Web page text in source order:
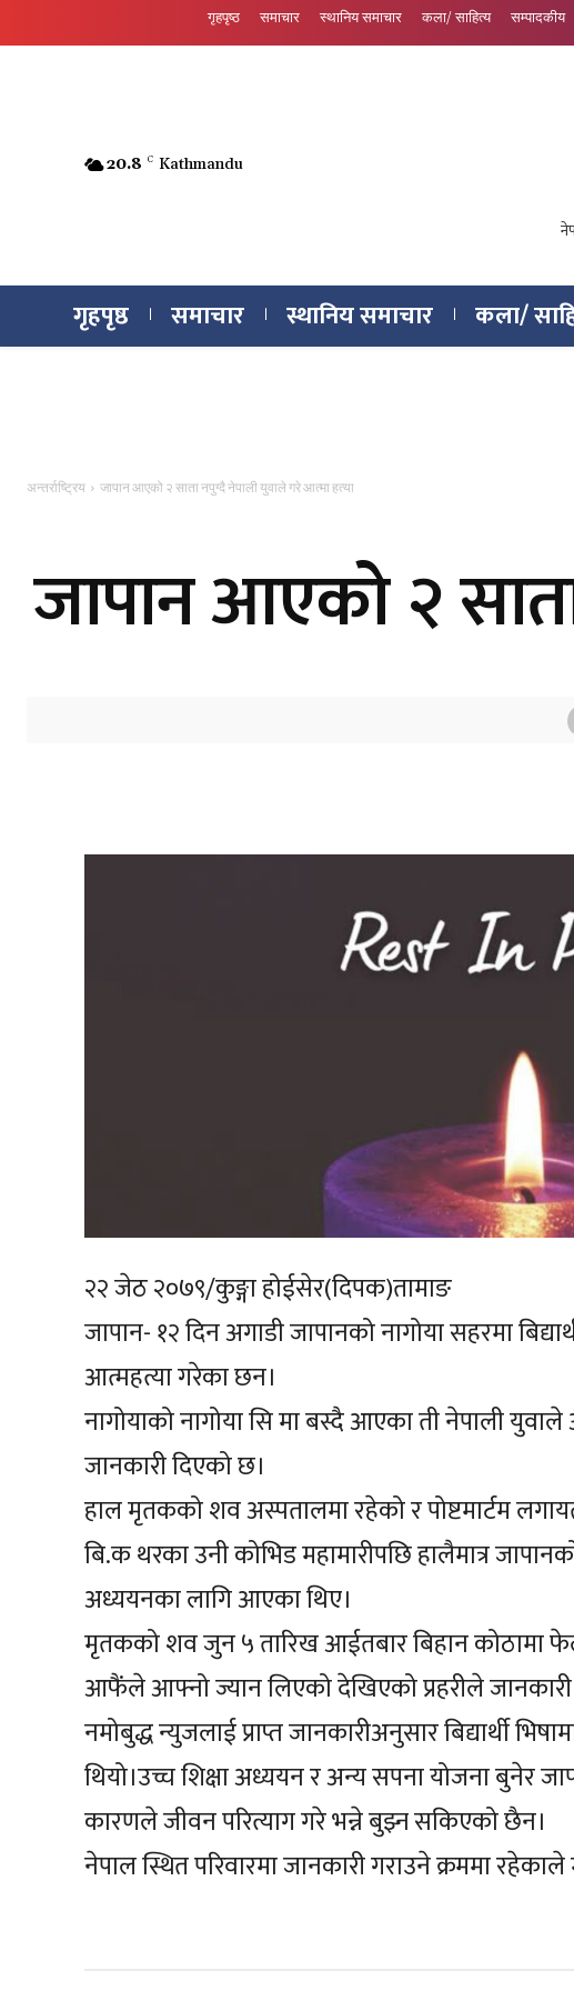
गृहपृष्ठ समाचार स्थानिय समाचार कला/ साहित्य सम्पादकीय
20.8 C Kathmandu
गृहपृष्ठ समाचार स्थानिय समाचार कला/
अन्तर्राष्ट्रिय जापान आएको २ साता नपुग्दै नेपाली युवाले गरे आत्मा हत्या
जापान आएको २
२२ जेठ २०७९/कुङ्गा होईसेर(दिपक)तामाङ
जापान- १२ दिन अगाडी जापानको नागोया सहरमा
आत्महत्या गरेका छन।
नागोयाको नागोया सि मा बस्दै आएका ती नेपाली
जानकारी दिएको छ।
हाल मृतकको शव अस्पतालमा रहेको र पोष्टमार्टम
बि.क थरका उनी कोभिड महामारीपछि हालैमात्र
अध्ययनका लागि आएका थिए।
मृतकको शव जुन ५ तारिख आईतबार बिहान कोठामा
आफैंले आफ्नो ज्यान लिएको देखिएको प्रहरीले
नमोबुद्ध न्युजलाई प्राप्त जानकारीअनुसार बिद्यार्थी
थियो।उच्च शिक्षा अध्ययन र अन्य सपना योजना बुनेर
कारणले जीवन परित्याग गरे भन्ने बुझ्न सकिएको छैन।
नेपाल स्थित परिवारमा जानकारी गराउने क्रममा